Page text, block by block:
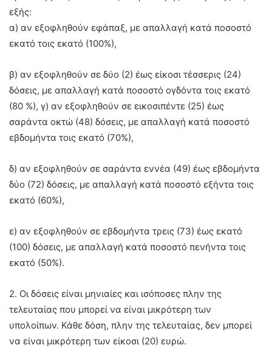
εξής:
α) αν εξοφληθούν εφάπαξ, με απαλλαγή κατά ποσοστό
εκατό τοις εκατό (100%),
β) αν εξοφληθούν σε δύο (2) έως είκοσι τέσσερις (24)
δόσεις, με απαλλαγή κατά ποσοστό ογδόντα τοις εκατό
(80 %), γ) αν εξοφληθούν σε εικοσιπέντε (25) έως
σαράντα οκτώ (48) δόσεις, με απαλλαγή κατά ποσοστό
εβδομήντα τοις εκατό (70%),
δ) αν εξοφληθούν σε σαράντα εννέα (49) έως εβδομήντα
δύο (72) δόσεις, με απαλλαγή κατά ποσοστό εξήντα τοις
εκατό (60%),
ε) αν εξοφληθούν σε εβδομήντα τρεις (73) έως εκατό
(100) δόσεις, με απαλλαγή κατά ποσοστό πενήντα τοις
εκατό (50%).
2. Οι δόσεις είναι μηνιαίες και ισόποσες πλην της
τελευταίας που μπορεί να είναι μικρότερη των
υπολοίπων. Κάθε δόση, πλην της τελευταίας, δεν μπορεί
να είναι μικρότερη των είκοσι (20) ευρώ.